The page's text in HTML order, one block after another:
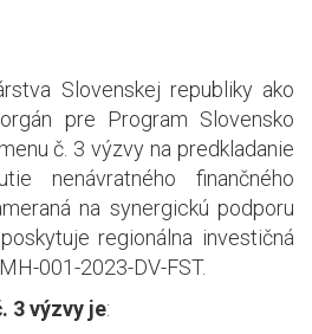
Slovenskej republiky ako
pre Program Slovensko
č. 3 výzvy na predkladanie
nenávratného finančného
na synergickú podporu
regionálna investičná
001-2023-DV-FST.
3 výzvy je: